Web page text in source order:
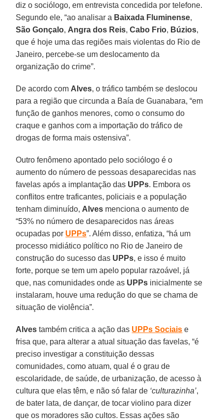
diz o sociólogo, em entrevista concedida por telefone.
Segundo ele, “ao analisar a Baixada Fluminense,
São Gonçalo, Angra dos Reis,Cabo Frio, Búzios,
que é hoje uma das regiões mais violentas do Rio de
Janeiro, percebe-se um deslocamento da
organização do crime”.
De acordo com Alves, o tráfico também se deslocou
para a região que circunda a Baía de Guanabara, “em
função de ganhos menores, como o consumo do
craque e ganhos com a importação do tráfico de
drogas de forma mais ostensiva”.
Outro fenômeno apontado pelo sociólogo é o
aumento do número de pessoas desaparecidas nas
favelas após a implantação das UPPs. Embora os
conflitos entre traficantes, policiais e a população
tenham diminuído, Alves menciona o aumento de
“53% no número de desaparecidos nas áreas
ocupadas por UPPs”. Além disso, enfatiza, “há um
processo midiático político no Rio de Janeiro de
construção do sucesso das UPPs, e isso é muito
forte, porque se tem um apelo popular razoável, já
que, nas comunidades onde as UPPs inicialmente se
instalaram, houve uma redução do que se chama de
situação de violência”.
Alves também critica a ação das UPPs Sociais e
frisa que, para alterar a atual situação das favelas, “é
preciso investigar a constituição dessas
comunidades, como atuam, qual é o grau de
escolaridade, de saúde, de urbanização, de acesso à
cultura que elas têm, e não só falar de ‘culturazinha’,
de bater lata, de dançar, de tocar violino para dizer
que os moradores são cultos. Essas ações são